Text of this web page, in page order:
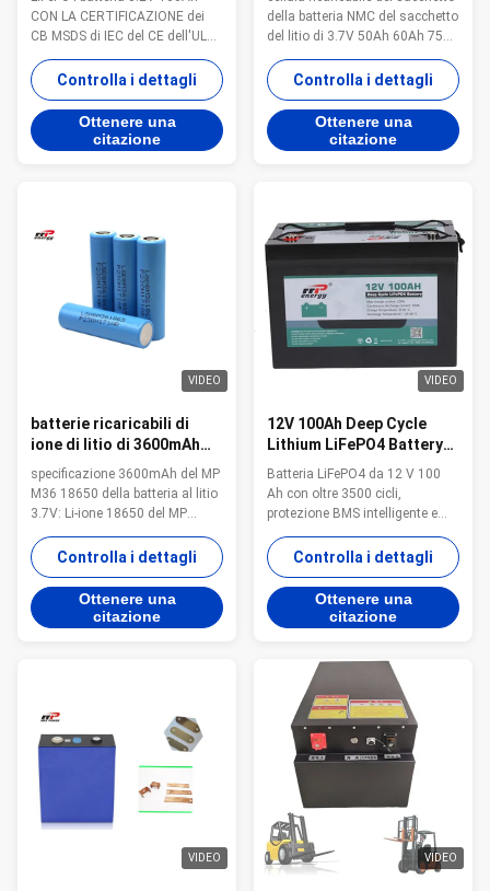
centrale elettrica
dell'automobile di EV
CON LA CERTIFICAZIONE dei
CB MSDS di IEC del CE dell'UL
Progettazione lunga di vita di
ciclo con più di 2 anni Alta
progettazione di tasso di
scarico con la prestazione
stabile 80Ah, 100Ah, 105Ah,
173Ah, 280Ah, 230Ah, cellule di
Controlla i dettagli
Ottenere una
citazione
litio di 3.7V 50Ah 60Ah
75Ah
della batteria NMC del sacchetto
del litio di 3.7V 50Ah 60Ah 75Ah
Cellula ricaricabile originale del
sacchetto della batteria NMC del
sacchetto del litio di SK60 3.7V
60Ah Batteria al litio di SK60
Pounch Specificazione Capacità
normale 60Ah@0.5C2 (30A)
Controlla i dettagli
Ottenere una
citazione
VIDEO
batterie ricaricabili di
ione di litio di 3600mAh
MP M36 MPDBM36 18650
1000 cicli
specificazione 3600mAh del MP
M36 18650 della batteria al litio
3.7V: Li-ione 18650 del MP
Circostanza Specificazione
Energia Capacità 3450mAh
12.50Wh Tensione normale
Media 3.63V Acquisto normale
SOC 30% Tassa standard
Corrente costante 0.3C
Controlla i dettagli
Ottenere una
citazione
VIDEO
12V 100Ah Deep Cycle
Lithium LiFePO4 Battery
Pack con lunga durata di
vita per applicazioni RV e
EV
Batteria LiFePO4 da 12 V 100
Ah con oltre 3500 cicli,
protezione BMS intelligente e
garanzia di 2 anni. Ideale per
camper con scarica ad alta
potenza e opzioni OEM
personalizzate disponibili.
Controlla i dettagli
Ottenere una
citazione
VIDEO VIDEO